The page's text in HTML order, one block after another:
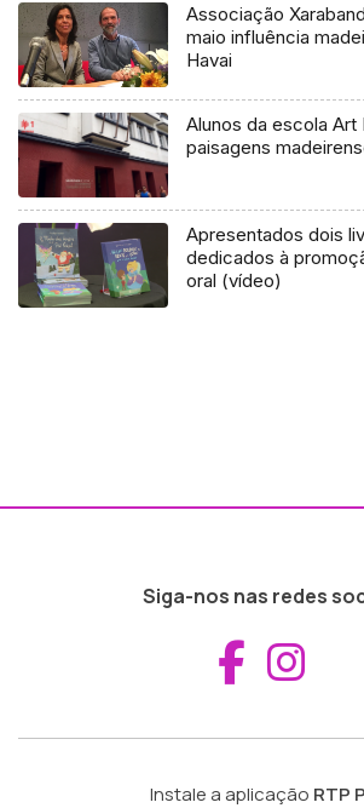
Associação
maio influência
Havai
Alunos da escola Art
paisagens
Apresentados dois
dedicados à
oral (vídeo)
Siga-nos nas redes
Instale a aplicação RTP